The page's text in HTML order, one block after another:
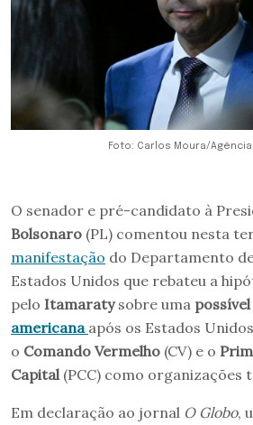
Foto: Carlos Moura/
O senador e pré-candidato à
Bolsonaro (PL) comentou nesta
manifestação do Departamento
Estados Unidos que rebateu a
pelo Itamaratysobre uma possível
americana após os Estados
o Comando Vermelho (CV) e o
Capital (PCC) como organizações
Em declaração ao jornal O Globo,